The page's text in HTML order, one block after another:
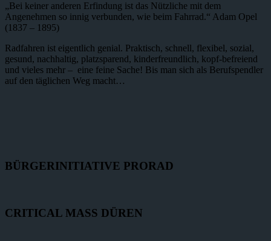
„Bei keiner anderen Erfindung ist das Nützliche mit dem
Angenehmen so innig verbunden, wie beim Fahrrad.“ Adam Opel
(1837 – 1895)
Radfahren ist eigentlich genial. Praktisch, schnell, flexibel, sozial,
gesund, nachhaltig, platzsparend, kinderfreundlich, kopf-befreiend
und vieles mehr – eine feine Sache! Bis man sich als Berufspendler
auf den täglichen Weg macht…
BÜRGERINITIATIVE PRORAD
CRITICAL MASS DÜREN